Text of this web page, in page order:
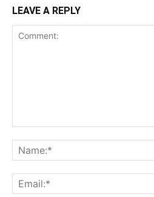
LEAVE A REPLY